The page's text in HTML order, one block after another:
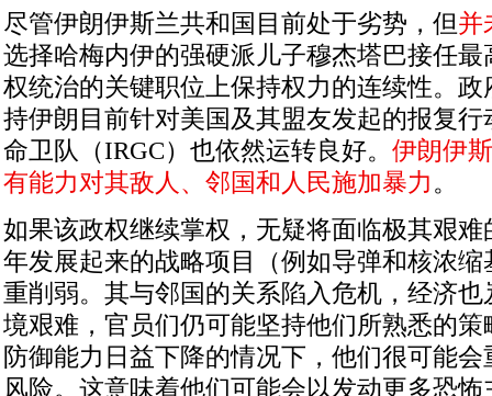
尽管伊朗伊斯兰共和国目前处于劣势，但并
选择哈梅内伊的强硬派儿子穆杰塔巴接任
权统治的关键职位上保持权力的连续性。
持伊朗目前针对美国及其盟友发起的报复
命卫队（IRGC）也依然运转良好。 伊朗伊
有能力对其敌人、邻国和人民施加暴力。
如果该政权继续掌权，无疑将面临极其艰
年发展起来的战略项目（例如导弹和核浓
重削弱。其与邻国的关系陷入危机，经济
境艰难，官员们仍可能坚持他们所熟悉的
防御能力日益下降的情况下，他们很可能
风险。这意味着他们可能会以发动更多恐